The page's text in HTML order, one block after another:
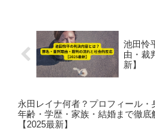
池田怜
由・裁
新】
永田レイナ何者？プロフィール・
年齢・学歴・家族・結婚まで徹底
【2025最新】